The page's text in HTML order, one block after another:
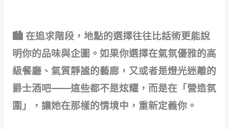
🏙️ 在追求階段，地點的選擇往往比話術更能說
明你的品味與企圖。如果你選擇在氣氛優雅的高
級餐廳、氣質靜謐的藝廊，又或者是燈光迷離的
爵士酒吧——這些都不是炫耀，而是在「營造氛
圍」，讓她在那樣的情境中，重新定義你。